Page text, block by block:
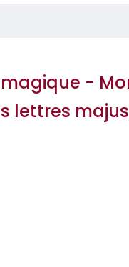
-
lettres